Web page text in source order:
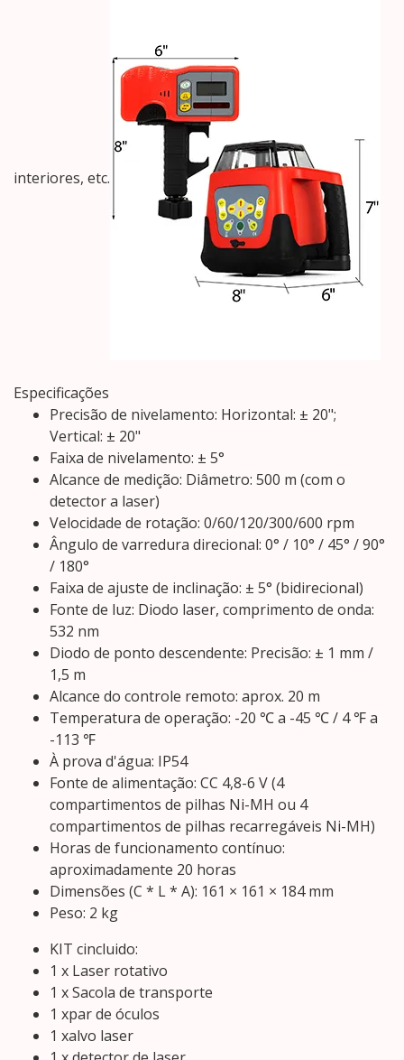
interiores, etc.
Especificações
Precisão de nivelamento: Horizontal: ± 20";
Vertical: ± 20"
Faixa de nivelamento: ± 5°
Alcance de medição: Diâmetro: 500 m (com o
detector a laser)
Velocidade de rotação: 0/60/120/300/600 rpm
Ângulo de varredura direcional: 0° / 10° / 45° / 90°
/ 180°
Faixa de ajuste de inclinação: ± 5° (bidirecional)
Fonte de luz: Diodo laser, comprimento de onda:
532 nm
Diodo de ponto descendente: Precisão: ± 1 mm /
1,5 m
Alcance do controle remoto: aprox. 20 m
Temperatura de operação: -20 ℃ a -45 ℃ / 4 ℉ a
-113 ℉
À prova d'água: IP54
Fonte de alimentação: CC 4,8-6 V (4
compartimentos de pilhas Ni-MH ou 4
compartimentos de pilhas recarregáveis ​​Ni-MH)
Horas de funcionamento contínuo:
aproximadamente 20 horas
Dimensões (C * L * A): 161 × 161 × 184 mm
Peso: 2 kg
KIT cincluido:
1 x Laser rotativo
1 x Sacola de transporte
1 xpar de óculos
1 xalvo laser